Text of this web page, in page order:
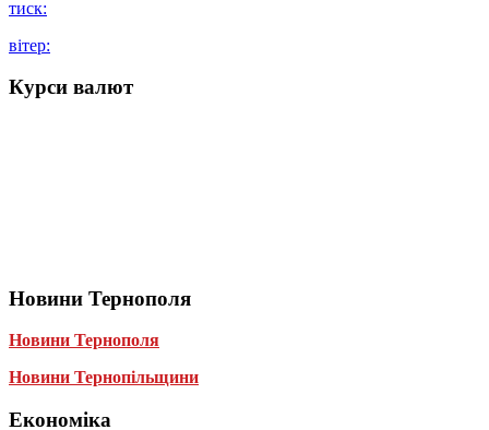
тиск:
вітер:
Курси валют
Новини Тернополя
Новини Тернополя
Новини Тернопільщини
Економіка